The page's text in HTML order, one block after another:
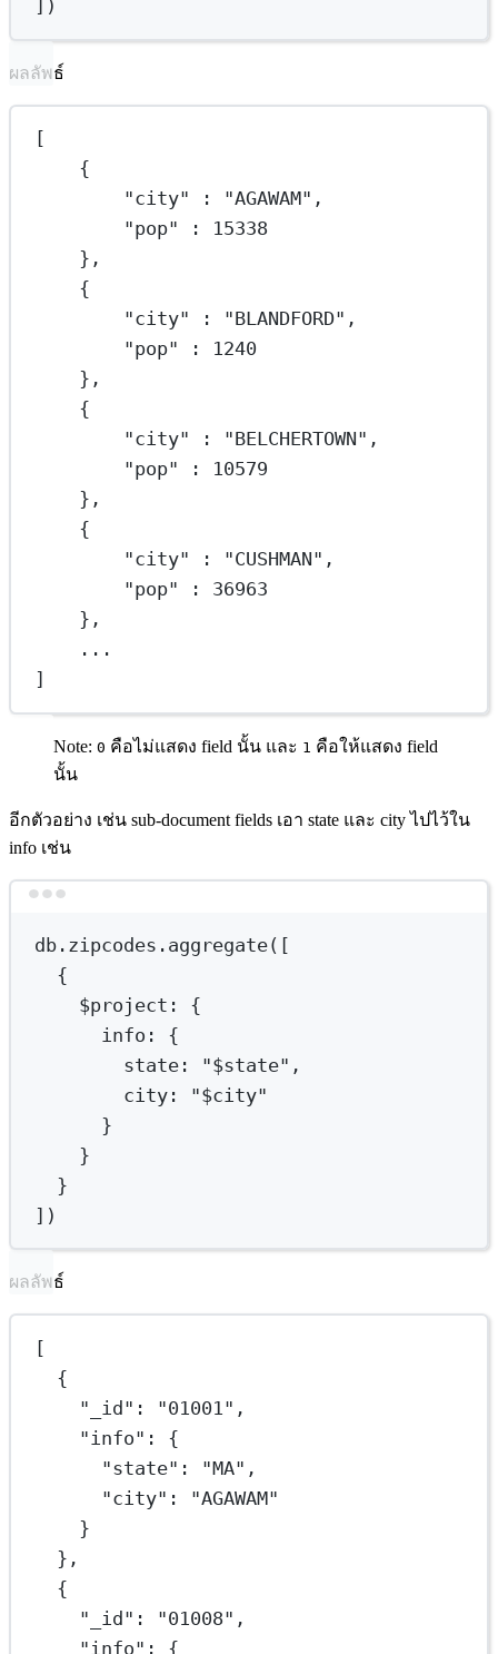
])
ผลลัพธ์
[
{
"city"
: "AGAWAM" ,
"pop"
: 15338
},
{
"city"
: "BLANDFORD" ,
"pop"
: 1240
},
{
"city"
: "BELCHERTOWN" ,
"pop"
: 10579
},
{
"city"
: "CUSHMAN" ,
"pop"
: 36963
},
...
]
Note: 0 คือไม่แสดง field นั้น และ 1 คือให้แสดง field
นั้น
อีกตัวอย่าง เช่น sub-document fields เอา state และ city ไปไว้ใน
info เช่น
db.zipcodes.aggregate([
{
$project :
{
info:
{
state:
"$state",
city:
"$city"
}
}
}
])
ผลลัพธ์
[
{
"_id" : "01001" ,
"info" : {
"state" : "MA" ,
"city" : "AGAWAM"
}
},
{
"_id" : "01008" ,
"info" : {